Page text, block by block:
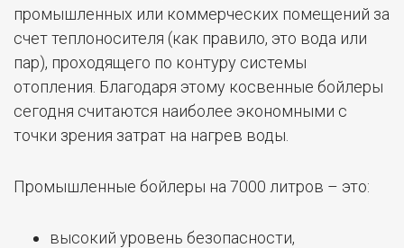
промышленных или коммерческих помещений за
счет теплоносителя (как правило, это вода или
пар), проходящего по контуру системы
отопления. Благодаря этому косвенные бойлеры
сегодня считаются наиболее экономными с
точки зрения затрат на нагрев воды.
Промышленные бойлеры на 7000 литров – это:
высокий уровень безопасности,